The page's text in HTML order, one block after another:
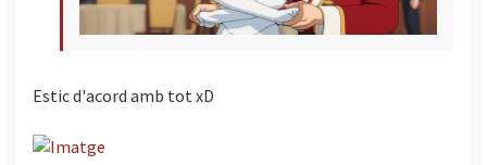
Estic d'acord amb tot xD